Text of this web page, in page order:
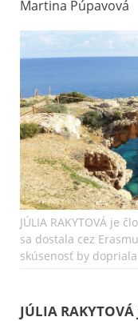
Martina Púpavová
JÚLIA RAKYTOVÁ je
sa dostala cez
skúsenosť by
JÚLIA